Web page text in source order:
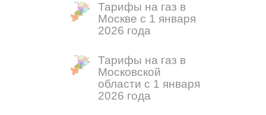
Тарифы на газ в
Москве с 1 января
2026 года
Тарифы на газ в
Московской
области с 1 января
2026 года